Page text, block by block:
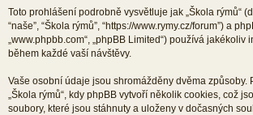
Toto prohlášení podrobně vysvětluje jak „Škola rýmů“
“naše”, “Škola rýmů”, “https://www.rymy.cz/forum”) a
„www.phpbb.com“, „phpBB Limited“) používá
během každé vaší návštěvy.
Vaše osobní údaje jsou shromážděny dvěma způsoby.
„Škola rýmů“, kdy phpBB vytvoří několik cookies, což
soubory, které jsou stáhnuty a uloženy v dočasných